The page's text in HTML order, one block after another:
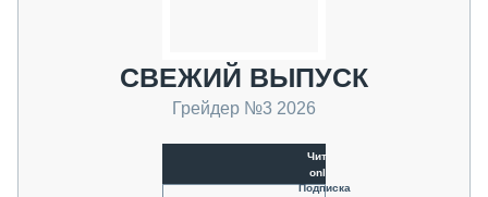
СВЕЖИЙ ВЫПУСК
Грейдер №3 2026
Читать
online
Подписка